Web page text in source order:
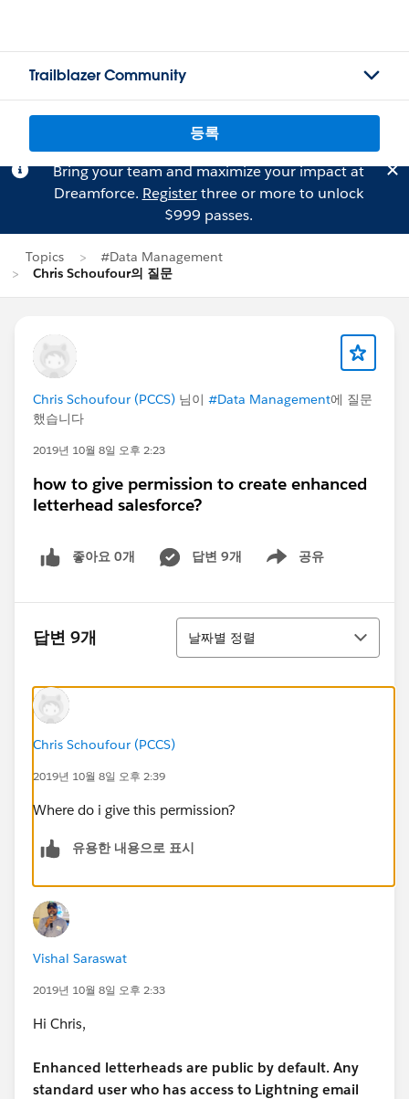
Trailblazer Community
등록
Bring your team and maximize your impact at
Dreamforce. Registerthree or more to unlock
$999 passes.
Topics
#Data Management
Chris Schoufour의 질문
Chris Schoufour (PCCS) 님이 #Data Management에 질문
했습니다
2019년 10월 8일 오후 2:23
how to give permission to create enhanced
letterhead salesforce?
좋아요 0개 답변 9개 공유
Show menu
답변 9개
정렬
날짜별 정렬
Chris Schoufour (PCCS)
2019년 10월 8일 오후 2:39
Where do i give this permission?
유용한 내용으로 표시
Vishal Saraswat
2019년 10월 8일 오후 2:33
Hi Chris,
Enhanced letterheads are public by default. Any
standard user who has access to Lightning email